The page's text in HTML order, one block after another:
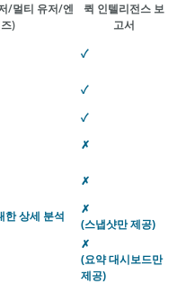
/멀티 유저/엔
)
퀵 인텔리전스 보
고서
✓
✓
✓
✗
✗
한 상세 분석
✗
(스냅샷만 제공)
✗
(요약 대시보드만
제공)